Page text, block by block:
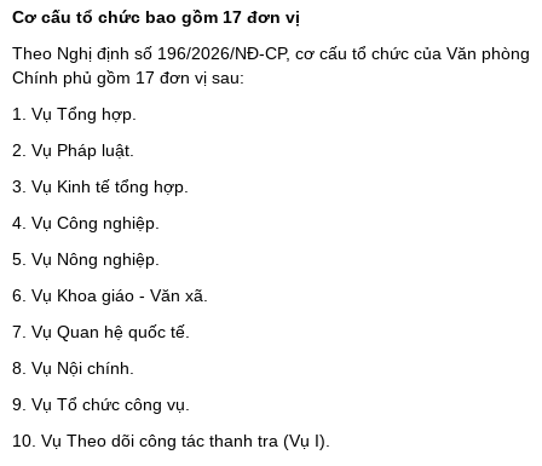
Cơ cấu tổ chức bao gồm 17 đơn vị
Theo Nghị định số 196/2026/NĐ-CP, cơ cấu tổ chức của Văn phòng
Chính phủ gồm 17 đơn vị sau:
1. Vụ Tổng hợp.
2. Vụ Pháp luật.
3. Vụ Kinh tế tổng hợp.
4. Vụ Công nghiệp.
5. Vụ Nông nghiệp.
6. Vụ Khoa giáo - Văn xã.
7. Vụ Quan hệ quốc tế.
8. Vụ Nội chính.
9. Vụ Tổ chức công vụ.
10. Vụ Theo dõi công tác thanh tra (Vụ I).